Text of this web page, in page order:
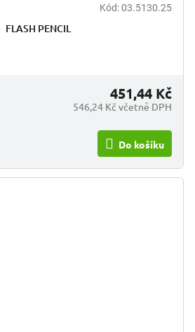
Kód:03.5130.25
FLASH PENCIL
546,24 Kč včetně DPH
451,44 Kč
Do košíku